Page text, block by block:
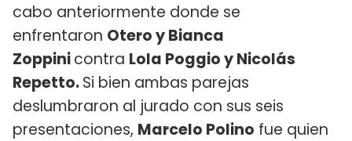
cabo anteriormente donde se
enfrentaron Otero y Bianca
Zoppinicontra Lola Poggio y Nicolás
Repetto.Si bien ambas parejas
deslumbraron al jurado con sus seis
presentaciones, Marcelo Polino fue quien